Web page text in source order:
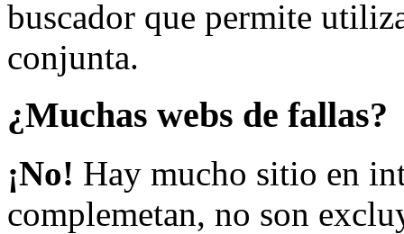
buscador que permite
conjunta.
¿Muchas webs de fallas?
¡No! Hay mucho sitio en
complemetan, no son